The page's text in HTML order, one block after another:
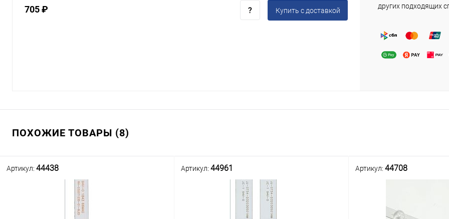
705 ₽ Купить c доставкой
других подходящих
ПОХОЖИЕ ТОВАРЫ (8)
Артикул: 44438 Артикул: 44961 Артикул: 44708